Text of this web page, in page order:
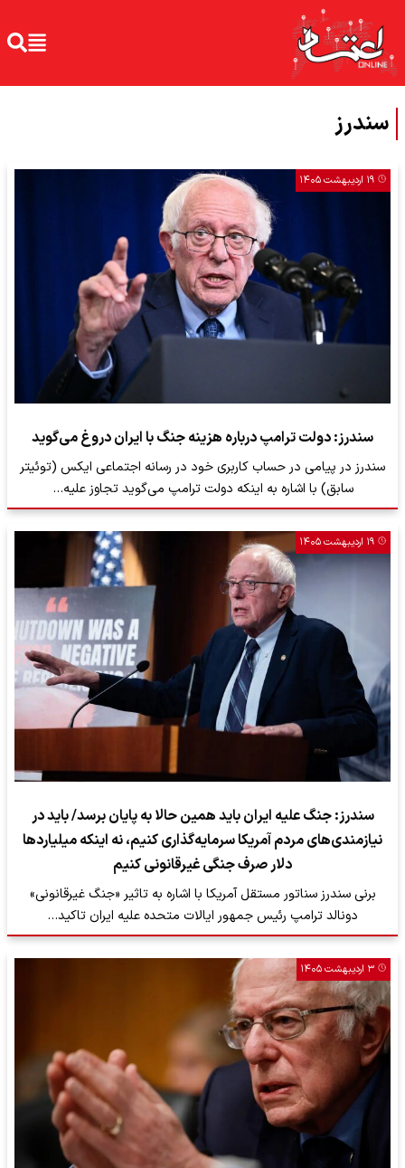
سندرز
۱۹ اردیبهشت ۱۴۰۵
سندرز: دولت ترامپ درباره هزینه جنگ با ایران دروغ می‌گوید
سندرز در پیامی در حساب کاربری خود در رسانه اجتماعی ایکس (توئیتر
سابق) با اشاره به اینکه دولت ترامپ می‌گوید تجاوز علیه…
۱۹ اردیبهشت ۱۴۰۵
سندرز: جنگ علیه ایران باید همین حالا به پایان برسد/ باید در
نیازمندی‌های مردم آمریکا سرمایه‌گذاری کنیم، نه اینکه میلیاردها
دلار صرف جنگی غیرقانونی کنیم
برنی سندرز سناتور مستقل آمریکا با اشاره به تاثیر «جنگ غیرقانونی»
دونالد ترامپ رئیس جمهور ایالات متحده علیه ایران تاکید…
۳ اردیبهشت ۱۴۰۵